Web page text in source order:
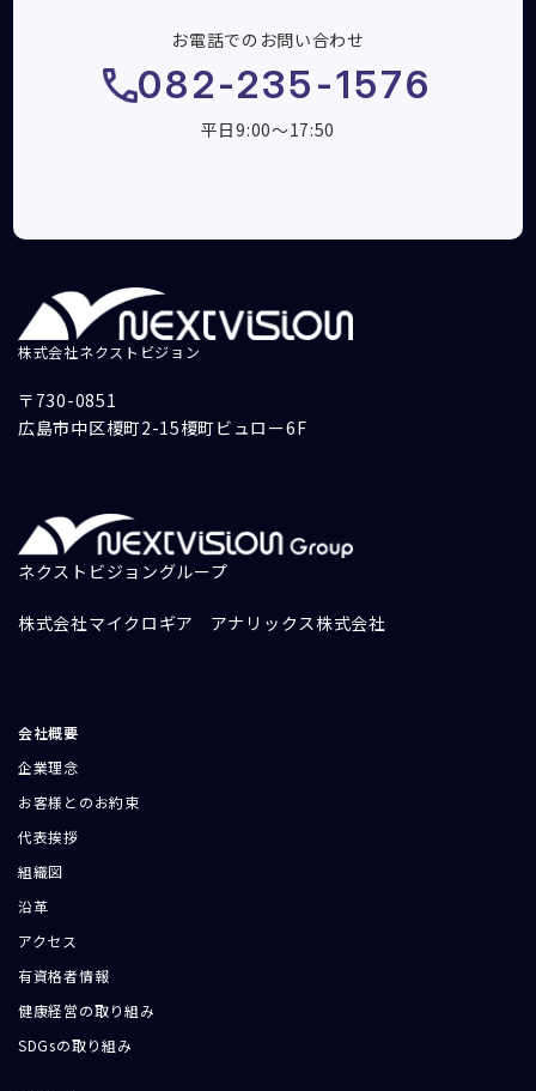
お電話でのお問い合わせ
082-235-1576
平日9:00～17:50
株式会社ネクストビジョン
〒730-0851
広島市中区榎町2-15榎町ビュロー6F
ネクストビジョングループ
株式会社マイクロギア アナリックス株式会社
会社概要
企業理念
お客様とのお約束
代表挨拶
組織図
沿革
アクセス
有資格者情報
健康経営の取り組み
SDGsの取り組み